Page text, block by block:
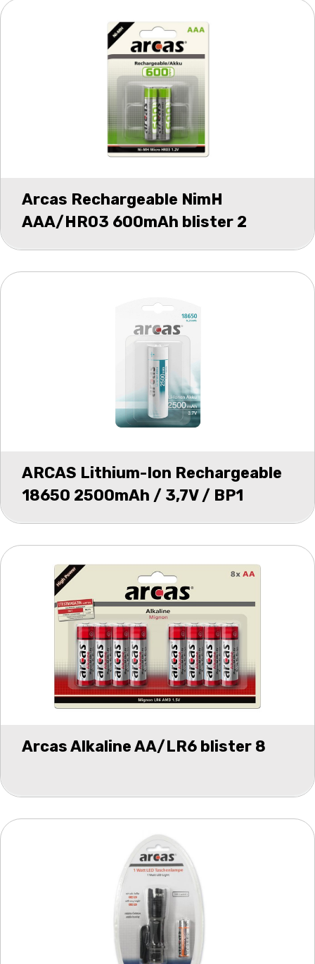
Arcas Rechargeable NimH
AAA/HR03 600mAh blister 2
ARCAS Lithium-Ion Rechargeable
18650 2500mAh / 3,7V / BP1
Arcas Alkaline AA/LR6 blister 8